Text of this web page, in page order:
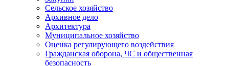
Сельское хозяйство
Архивное дело
Архитектура
Муниципальное хозяйство
Оценка регулирующего воздействия
Гражданская оборона, ЧС и общественная
безопасность